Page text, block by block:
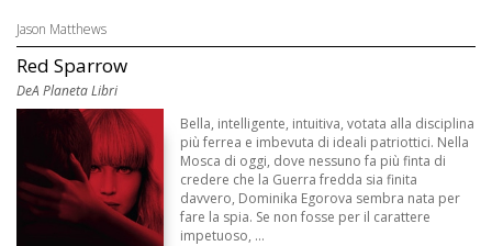
Jason Matthews
Red Sparrow
DeA Planeta Libri
Bella, intelligente, intuitiva, votata alla disciplina
più ferrea e imbevuta di ideali patriottici. Nella
Mosca di oggi, dove nessuno fa più finta di
credere che la Guerra fredda sia finita
davvero, Dominika Egorova sembra nata per
fare la spia. Se non fosse per il carattere
impetuoso, ...